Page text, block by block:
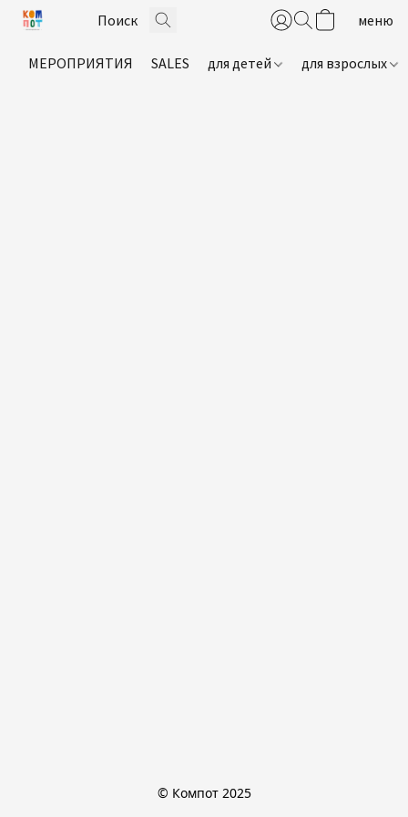
МЕРОПРИЯТИЯ SALES для детей для взрослых
© Компот 2025